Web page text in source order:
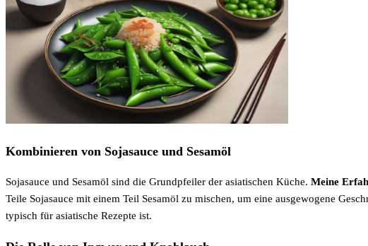
Kombinieren von Sojasauce und Sesamöl
Sojasauce und Sesamöl sind die Grundpfeiler der asiatischen Küche. Meine
Teile Sojasauce mit einem Teil Sesamöl zu mischen, um eine ausgewogene
typisch für asiatische Rezepte ist.